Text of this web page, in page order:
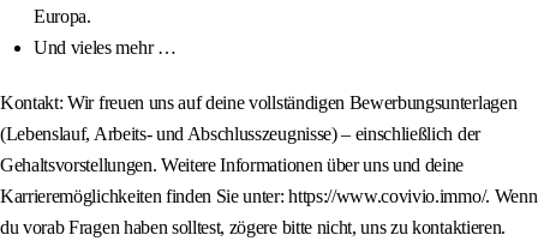
Europa.
Und vieles mehr …
Kontakt: Wir freuen uns auf deine vollständigen Bewerbungsunterlagen
(Lebenslauf, Arbeits- und Abschlusszeugnisse) – einschließlich der
Gehaltsvorstellungen. Weitere Informationen über uns und deine
Karrieremöglichkeiten finden Sie unter: https://www.covivio.immo/. Wenn
du vorab Fragen haben solltest, zögere bitte nicht, uns zu kontaktieren.